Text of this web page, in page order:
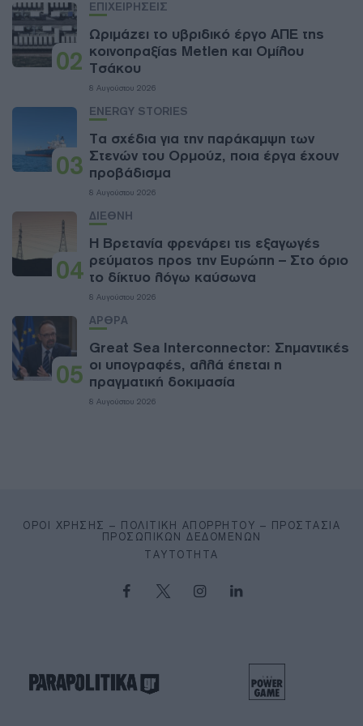
02
ΕΠΙΧΕΙΡΗΣΕΙΣ
Ωριμάζει το υβριδικό έργο ΑΠΕ της
κοινοπραξίας Metlen και Ομίλου
Τσάκου
8 Αυγούστου 2026
03
ENERGY STORIES
Τα σχέδια για την παράκαμψη των
Στενών του Ορμούζ, ποια έργα έχουν
προβάδισμα
8 Αυγούστου 2026
04
ΔΙΕΘΝΗ
Η Βρετανία φρενάρει τις εξαγωγές
ρεύματος προς την Ευρώπη – Στο όριο
το δίκτυο λόγω καύσωνα
8 Αυγούστου 2026
05
ΑΡΘΡΑ
Great Sea Interconnector: Σημαντικές
οι υπογραφές, αλλά έπεται η
πραγματική δοκιμασία
8 Αυγούστου 2026
ΌΡΟΙ ΧΡΉΣΗΣ – ΠΟΛΙΤΙΚΉ ΑΠΟΡΡΉΤΟΥ – ΠΡΟΣΤΑΣΊΑ
ΠΡΟΣΩΠΙΚΏΝ ΔΕΔΟΜΈΝΩΝ
ΤΑΥΤΌΤΗΤΑ